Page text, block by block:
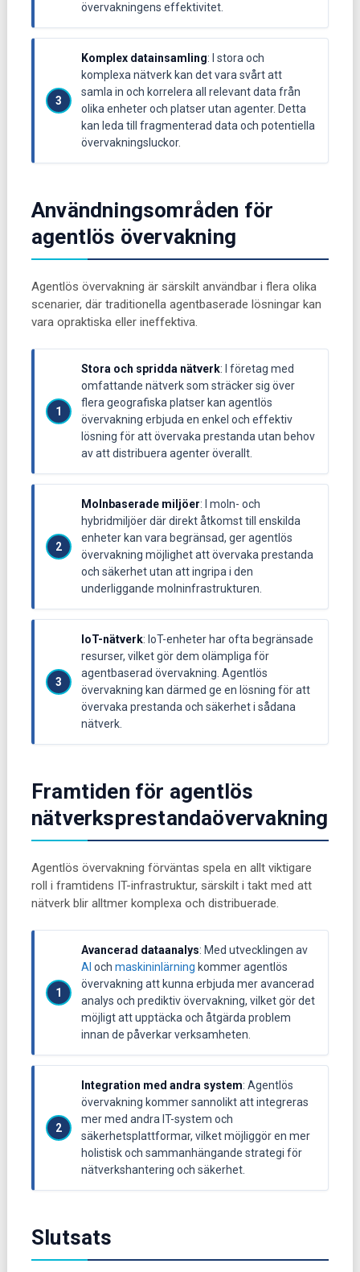
övervakningens effektivitet.
Komplex datainsamling: I stora och
komplexa nätverk kan det vara svårt att
samla in och korrelera all relevant data från
olika enheter och platser utan agenter. Detta
kan leda till fragmenterad data och potentiella
övervakningsluckor.
Användningsområden för
agentlös övervakning
Agentlös övervakning är särskilt användbar i flera olika
scenarier, där traditionella agentbaserade lösningar kan
vara opraktiska eller ineffektiva.
Stora och spridda nätverk: I företag med
omfattande nätverk som sträcker sig över
flera geografiska platser kan agentlös
övervakning erbjuda en enkel och effektiv
lösning för att övervaka prestanda utan behov
av att distribuera agenter överallt.
Molnbaserade miljöer: I moln- och
hybridmiljöer där direkt åtkomst till enskilda
enheter kan vara begränsad, ger agentlös
övervakning möjlighet att övervaka prestanda
och säkerhet utan att ingripa i den
underliggande molninfrastrukturen.
IoT-nätverk: IoT-enheter har ofta begränsade
resurser, vilket gör dem olämpliga för
agentbaserad övervakning. Agentlös
övervakning kan därmed ge en lösning för att
övervaka prestanda och säkerhet i sådana
nätverk.
Framtiden för agentlös
nätverksprestandaövervakning
Agentlös övervakning förväntas spela en allt viktigare
roll i framtidens IT-infrastruktur, särskilt i takt med att
nätverk blir alltmer komplexa och distribuerade.
Avancerad dataanalys: Med utvecklingen av
AI och maskininlärning kommer agentlös
övervakning att kunna erbjuda mer avancerad
analys och prediktiv övervakning, vilket gör det
möjligt att upptäcka och åtgärda problem
innan de påverkar verksamheten.
Integration med andra system: Agentlös
övervakning kommer sannolikt att integreras
mer med andra IT-system och
säkerhetsplattformar, vilket möjliggör en mer
holistisk och sammanhängande strategi för
nätverkshantering och säkerhet.
Slutsats